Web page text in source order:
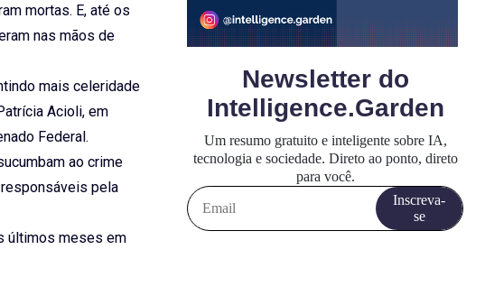
mortas. E, até os
nas mãos de
mais celeridade
Acioli, em
Federal.
ao crime
pela
últimos meses em